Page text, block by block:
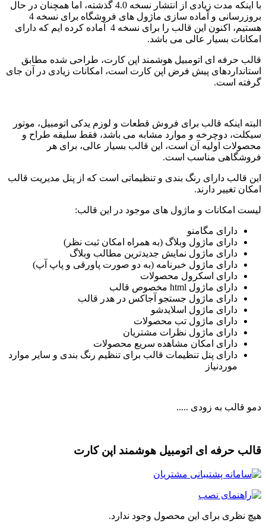
با اینکه مدت زیادی از انتشار نسخه 4.0 گذشته، اما همچنان در حال
بروزرسانی و آماده سازی ماژول های فروشگاه برای نسخه 4
هستیم، اکنون این قالب را برای نسخه 4 آماده کرده ایم که دارای
بسیار عالی می باشد.
حرفه ای اتومبیل هوشمند اپن کارت، طراحی شده مطابق
پیش فرض اپن کارت است، امکانات زیادی در آن جای
است.
اینکه قالب برای فروش قطعات و لوزم یدکی اتومبیل، موتور
دوچرخه و موارد مشابه می باشد، فقط سلیقه طراح و
اولیه آن است، این قالب بسیار عالی، برای هر
مناسب است.
قالب دارای رنگ بندی و تنظیماتی است که از پنل مدیریت قالب
تغییر دارند.
امکانات و ماژول های موجود در این قالب:
دارای مگامنو
دارای ماژول وبلاگ (به همراه امکان ثبت نظر)
دارای ماژول نمایش جدیدترین مطالب وبلاگ
دارای ماژول خبرنامه (به دو صورت پاورقی و پاپ آپ)
دارای اسکرول محصولات
دارای ماژول html مخصوص قالب
دارای ماژول جستجو آجاکس در هدر قالب
دارای ماژول اسلایدشو
دارای ماژول تب محصولات
دارای ماژول نظرات مشتریان
دارای امکان مشاهده سریع محصولات
دارای پنل تنظیمات قالب برای تنظیم رنگ بندی و سایر موارد
موردنیاز
قالب به زودی .....
حرفه ای اتومبیل هوشمند اپن کارت
نظری برای این محصول وجود ندارد.